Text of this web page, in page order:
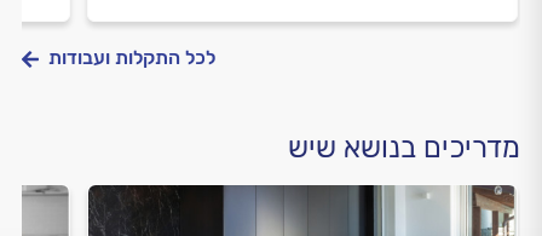
לכל התקלות ועבודות
מדריכים בנושא שיש